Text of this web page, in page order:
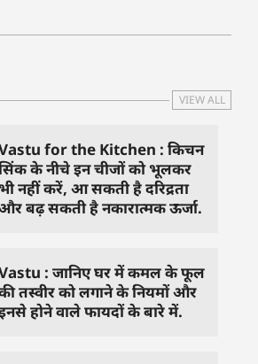
VIEW ALL
for the Kitchen : किचन
के नीचे इन चीजों को भूलकर
नहीं करें, आ सकती है दरिद्रता
बढ़ सकती है नकारात्मक ऊर्जा.
: जानिए घर में कमल के फूल
तस्वीर को लगाने के नियमों और
होने वाले फायदों के बारे में.